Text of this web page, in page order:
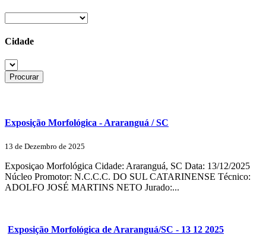
Cidade
Exposição Morfológica - Araranguá / SC
13 de Dezembro de 2025
Exposiçao Morfológica Cidade: Araranguá, SC Data: 13/12/2025
Núcleo Promotor: N.C.C.C. DO SUL CATARINENSE Técnico:
ADOLFO JOSÉ MARTINS NETO Jurado:...
Exposição Morfológica de Araranguá/SC - 13 12 2025